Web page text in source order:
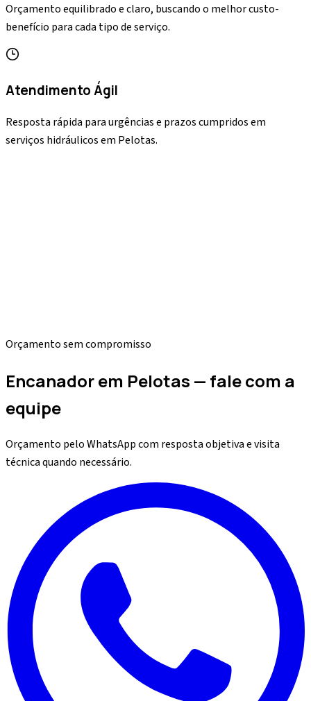
Orçamento equilibrado e claro, buscando o melhor custo-
benefício para cada tipo de serviço.
Atendimento Ágil
Resposta rápida para urgências e prazos cumpridos em
serviços hidráulicos em Pelotas.
Orçamento sem compromisso
Encanador em Pelotas — fale com a
equipe
Orçamento pelo WhatsApp com resposta objetiva e visita
técnica quando necessário.